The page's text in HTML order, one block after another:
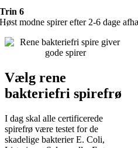
Trin 6
Høst modne spirer efter 2-6 dage
Vælg rene
bakteriefri spirefrø
I dag skal alle certificerede
spirefrø være testet for de
skadelige bakterier E. Coli,